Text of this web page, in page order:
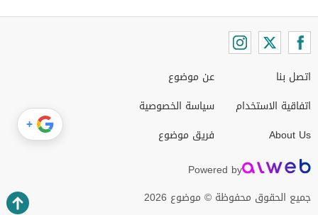
اتصل بنا
اتفاقية الاستخدام
About Us
عن موضوع
سياسة الخصوصية
فريق موضوع
Powered by
جميع الحقوق محفوظة © موضوع 2026
+